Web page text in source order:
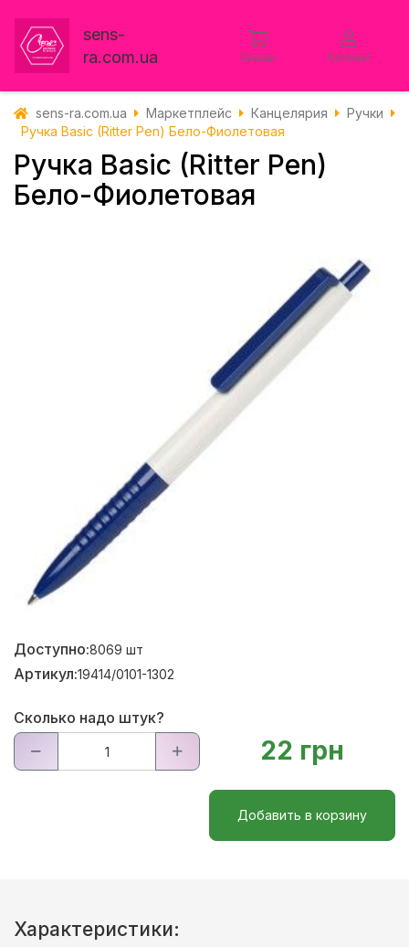
sens-
ra.com.ua
Заказы Кабинет
sens-ra.com.ua Маркетплейс Канцелярия
Ручки
Ручка Basic (Ritter Pen) Бело-Фиолетовая
Ручка Basic (Ritter Pen)
Бело-Фиолетовая
Доступно:8069 шт
Артикул:19414/0101-1302
Сколько надо штук?
22 грн
Добавить в корзину
Характеристики: